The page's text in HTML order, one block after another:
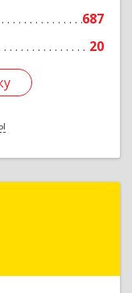
687
20
Ивана Ярыгина